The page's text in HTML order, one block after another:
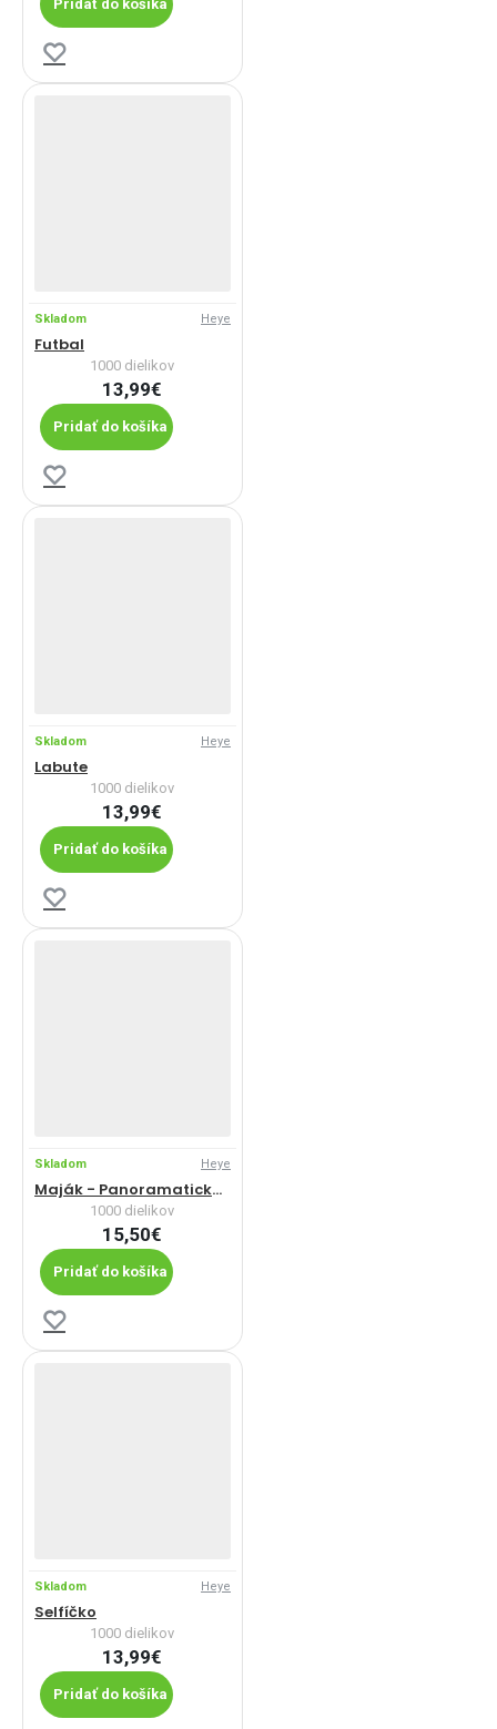
Pridať do košíka
Skladom Heye
Futbal
1000 dielikov
13,99€
Pridať do košíka
Skladom Heye
Labute
1000 dielikov
13,99€
Pridať do košíka
Skladom Heye
Maják - Panoramatické puzzle
1000 dielikov
15,50€
Pridať do košíka
Skladom Heye
Selfíčko
1000 dielikov
13,99€
Pridať do košíka